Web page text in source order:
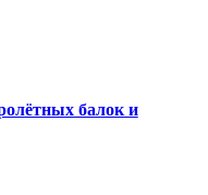
балок и